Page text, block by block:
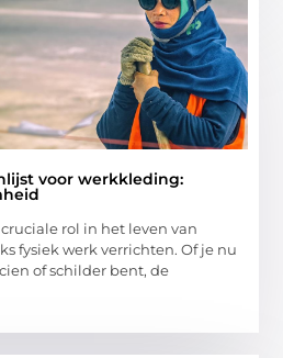
voor werkkleding:
rol in het leven van
fysiek werk verrichten. Of je nu
of schilder bent, de